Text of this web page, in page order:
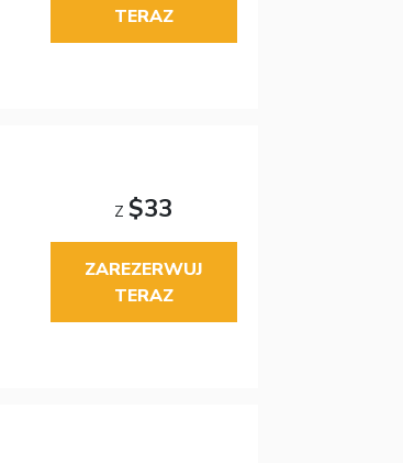
TERAZ
Z$33
ZAREZERWUJ
TERAZ